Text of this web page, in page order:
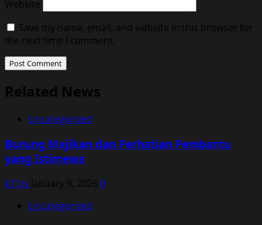
Website
Save my name, email, and website in this browser for
the next time I comment.
Related News
Uncategorized
Burung Majikan dan Perhatian Pembantu
yang Istimewa
k71zv January 9, 2026 0
Uncategorized